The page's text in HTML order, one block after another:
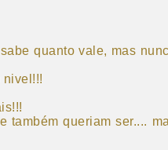
quanto vale, mas
nivel!!!
também queriam ser....